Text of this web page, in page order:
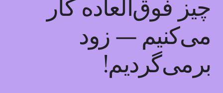
چیز فوق‌العاده کار
می‌کنیم — زود
برمی‌گردیم!